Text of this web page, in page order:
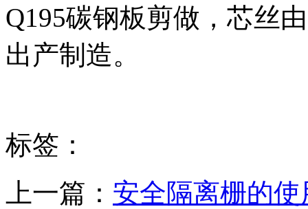
Q195碳钢板剪做，芯丝
出产制造。
标签：
上一篇： 安全隔离栅的使